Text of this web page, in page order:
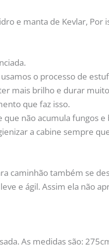
e manta de Kevlar, Por
o processo de
mais brilho e durar
que faz isso.
não acumula fungos
a cabine sempre
caminhão também se
e ágil. Assim ela não
As medidas são: